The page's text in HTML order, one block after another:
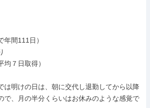
年間111日）
均７日取得）
は明けの日は、朝に交代し退勤してから以降
で、月の半分くらいはお休みのような感覚で